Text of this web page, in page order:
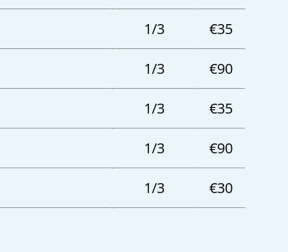
1/3 €35
1/3 €90
1/3 €35
1/3 €90
1/3 €30